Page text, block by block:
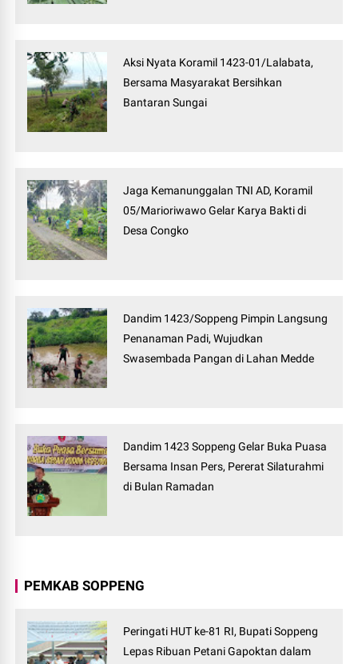
Aksi Nyata Koramil 1423-01/Lalabata,
Bersama Masyarakat Bersihkan
Bantaran Sungai
Jaga Kemanunggalan TNI AD, Koramil
05/Marioriwawo Gelar Karya Bakti di
Desa Congko
Dandim 1423/Soppeng Pimpin Langsung
Penanaman Padi, Wujudkan
Swasembada Pangan di Lahan Medde
Dandim 1423 Soppeng Gelar Buka Puasa
Bersama Insan Pers, Pererat Silaturahmi
di Bulan Ramadan
PEMKAB SOPPENG
Peringati HUT ke-81 RI, Bupati Soppeng
Lepas Ribuan Petani Gapoktan dalam